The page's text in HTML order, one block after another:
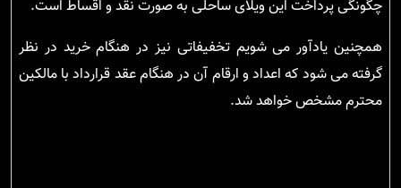
چگونگی پرداخت این ویلای ساحلی به صورت نقد و اقساط است.
همچنین یادآور می شویم تخفیفاتی نیز در هنگام خرید در نظر
گرفته می شود که اعداد و ارقام آن در هنگام عقد قرارداد با مالکین
محترم مشخص خواهد شد.